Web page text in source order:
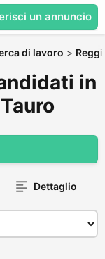
un annuncio
di lavoro >
in
Dettaglio